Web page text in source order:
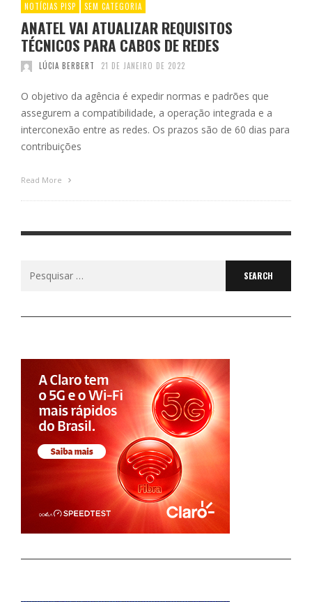
NOTÍCIAS PISP SEM CATEGORIA
ANATEL VAI ATUALIZAR REQUISITOS
TÉCNICOS PARA CABOS DE REDES
LÚCIA BERBERT 21 DE JANEIRO DE 2022
O objetivo da agência é expedir normas e padrões que
assegurem a compatibilidade, a operação integrada e a
interconexão entre as redes. Os prazos são de 60 dias para
contribuições
Read More